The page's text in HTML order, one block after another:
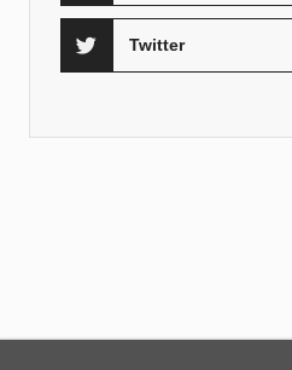
Twitter